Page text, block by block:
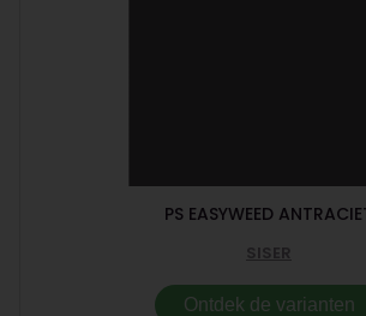
PS EASYWEED
SISER
Ontdek de varianten